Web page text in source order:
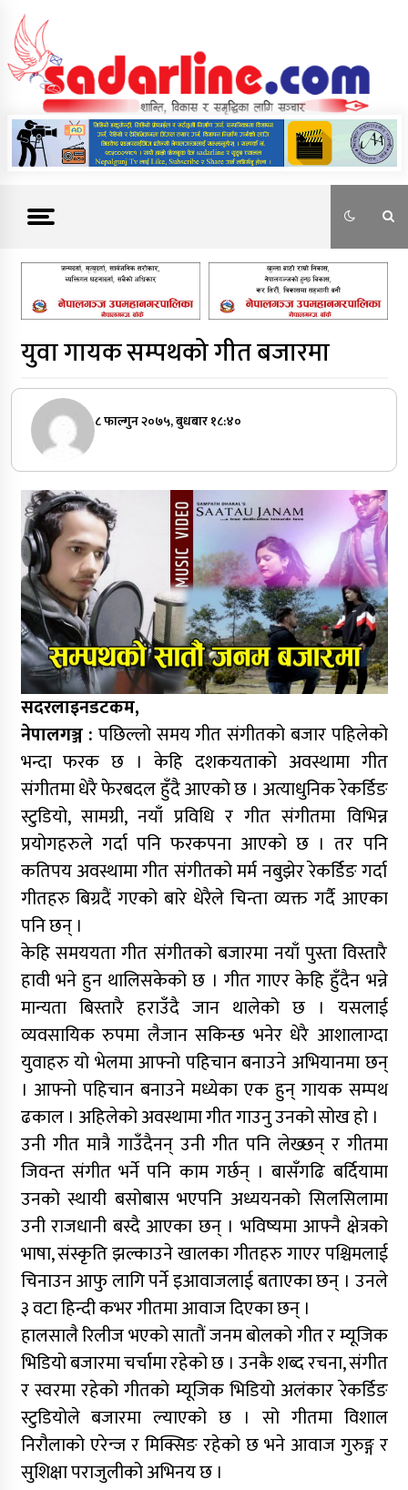
content
News For Nepal
युवा गायक सम्पथको गीत बजारमा
८ फाल्गुन २०७५, बुधबार १८:४०
सदरलाइनडटकम,
नेपालगञ्ज : पछिल्लो समय गीत संगीतको बजार पहिलेको
भन्दा फरक छ । केहि दशकयताको अवस्थामा गीत
संगीतमा धेरै फेरबदल हुँदै आएको छ । अत्याधुनिक रेकर्डिङ
स्टुडियो, सामग्री, नयाँ प्रविधि र गीत संगीतमा विभिन्न
प्रयोगहरुले गर्दा पनि फरकपना आएको छ । तर पनि
कतिपय अवस्थामा गीत संगीतको मर्म नबुझेर रेकर्डिङ गर्दा
गीतहरु बिग्रदैं गएको बारे धेरैले चिन्ता व्यक्त गर्दै आएका
पनि छन् ।
केहि समययता गीत संगीतको बजारमा नयाँ पुस्ता विस्तारै
हावी भने हुन थालिसकेको छ । गीत गाएर केहि हुँदैन भन्ने
मान्यता बिस्तारै हराउँदै जान थालेको छ । यसलाई
व्यवसायिक रुपमा लैजान सकिन्छ भनेर धेरै आशालाग्दा
युवाहरु यो भेलमा आफ्नो पहिचान बनाउने अभियानमा छन्
। आफ्नो पहिचान बनाउने मध्येका एक हुन् गायक सम्पथ
ढकाल । अहिलेको अवस्थामा गीत गाउनु उनको सोख हो ।
उनी गीत मात्रै गाउँदैनन् उनी गीत पनि लेख्छन् र गीतमा
जिवन्त संगीत भर्ने पनि काम गर्छन् । बासँगढि बर्दियामा
उनको स्थायी बसोबास भएपनि अध्ययनको सिलसिलामा
उनी राजधानी बस्दै आएका छन् । भविष्यमा आफ्नै क्षेत्रको
भाषा, संस्कृति झल्काउने खालका गीतहरु गाएर पश्चिमलाई
चिनाउन आफु लागि पर्ने इआवाजलाई बताएका छन् । उनले
३ वटा हिन्दी कभर गीतमा आवाज दिएका छन् ।
हालसालै रिलीज भएको सातौं जनम बोलको गीत र म्यूजिक
भिडियो बजारमा चर्चामा रहेको छ । उनकै शब्द रचना, संगीत
र स्वरमा रहेको गीतको म्यूजिक भिडियो अलंकार रेकर्डिङ
स्टुडियोले बजारमा ल्याएको छ । सो गीतमा विशाल
निरौलाको एरेन्ज र मिक्सिङ रहेको छ भने आवाज गुरुङ्ग र
सुशिक्षा पराजुलीको अभिनय छ ।